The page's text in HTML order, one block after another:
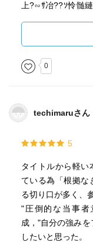
上?∽ｻ冶??ｿ怜髄
菫｡繧呈戟縺｣縺ｦ
九↓??ｼ医％縺薙〒
縺ｧ霑ｰ縺ｹ繧峨ｌ縺
縺ｮ鄙呈?縲√％縺ｮ
ｦ縺?ｋ縺代←縲∽ｸ
ｒ豬ｴ縺ｳ縲√き繝
ｻ繝√ぉ繝?け縲阪
ュ繧呈紛逅??
縺?縲
縺?ｄ縺ｯ繧??∽ｸ
謾ｹ繧√※謨ｴ逅?☆
0
techimaruさん
5
タイトルから軽い
ている為「根拠な
る切り口が多く、
"圧倒的な当事者
成，"自分の強み
したいと思った。